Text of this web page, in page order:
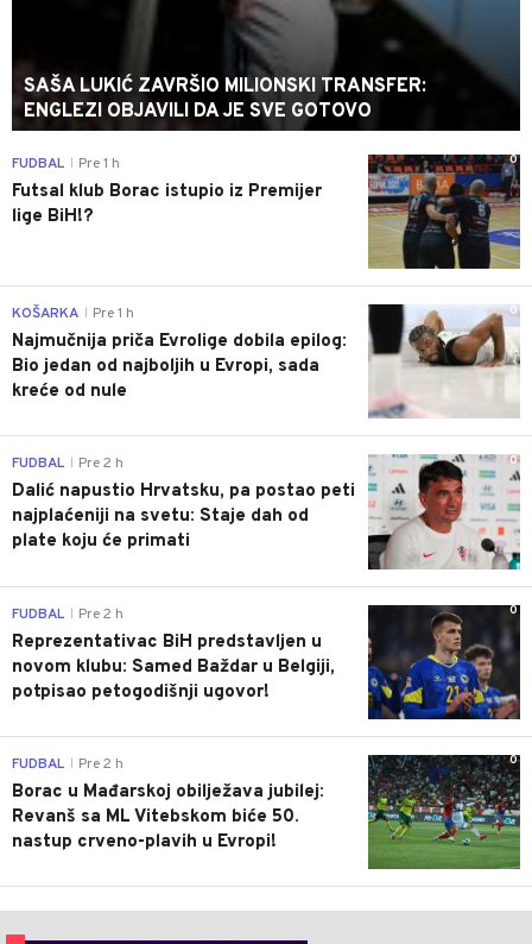
SAŠA LUKIĆ ZAVRŠIO MILIONSKI TRANSFER:
ENGLEZI OBJAVILI DA JE SVE GOTOVO
0
FUDBAL Pre 1 h
Futsal klub Borac istupio iz Premijer
lige BiH!?
0
KOŠARKA Pre 1 h
Najmučnija priča Evrolige dobila epilog:
Bio jedan od najboljih u Evropi, sada
kreće od nule
0
FUDBAL Pre 2 h
Dalić napustio Hrvatsku, pa postao peti
najplaćeniji na svetu: Staje dah od
plate koju će primati
0
FUDBAL Pre 2 h
Reprezentativac BiH predstavljen u
novom klubu: Samed Baždar u Belgiji,
potpisao petogodišnji ugovor!
0
FUDBAL Pre 2 h
Borac u Mađarskoj obilježava jubilej:
Revanš sa ML Vitebskom biće 50.
nastup crveno-plavih u Evropi!